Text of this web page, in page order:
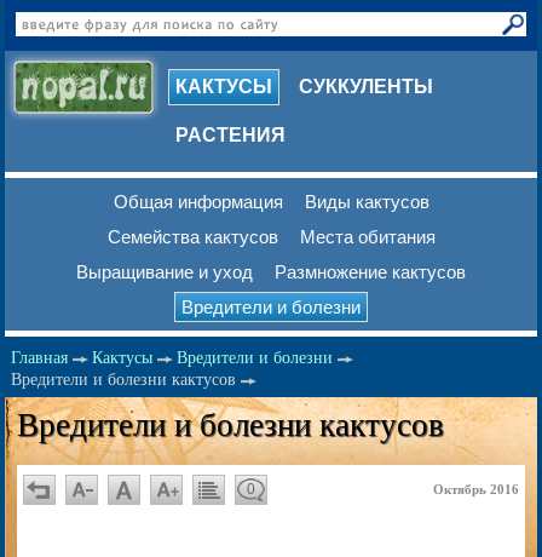
КАКТУСЫ СУККУЛЕНТЫ
РАСТЕНИЯ
Общая информация
Виды кактусов
Семейства кактусов
Места обитания
Выращивание и уход
Размножение кактусов
Вредители и болезни
Главная Кактусы
Вредители и болезни
Вредители и болезни кактусов
Вредители и болезни кактусов
0 Октябрь 2016